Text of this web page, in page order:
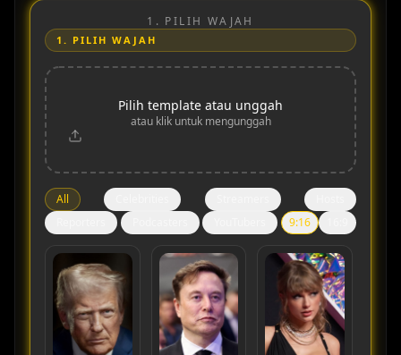
1. PILIH WAJAH
1. PILIH WAJAH
Pilih template atau unggah
atau klik untuk mengunggah
All
9:16